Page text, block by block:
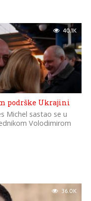
40.1K
podrške Ukrajini
Michel sastao se u
Volodimirom
36.0K